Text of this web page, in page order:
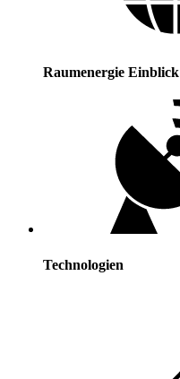
Raumenergie Einblick
Technologien